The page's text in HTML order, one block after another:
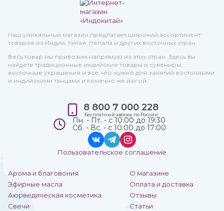
Наш уникальный магазин предлагает широкий ассортимент
товаров из Индии, Китая, Непала и других восточных стран.
Весь товар мы привозим напрямую из этих стран. Здесь вы
найдете традиционные индийские товары и сувениры,
восточные украшения и все, что нужно для занятий восточными
и индийскими танцами и конечно же йогой.
Арома и благовония
Эфирные масла
Аюрведическая косметика
Свечи
О магазине
Оплата и доставка
Отзывы
Статьи
8 800 7 000 228
Бесплатный звонок по России
Пн. - Пт. - с 10:00 до 19:30
Сб. - Вс. - с 10:00 до 17:00
Пользовательское соглашение